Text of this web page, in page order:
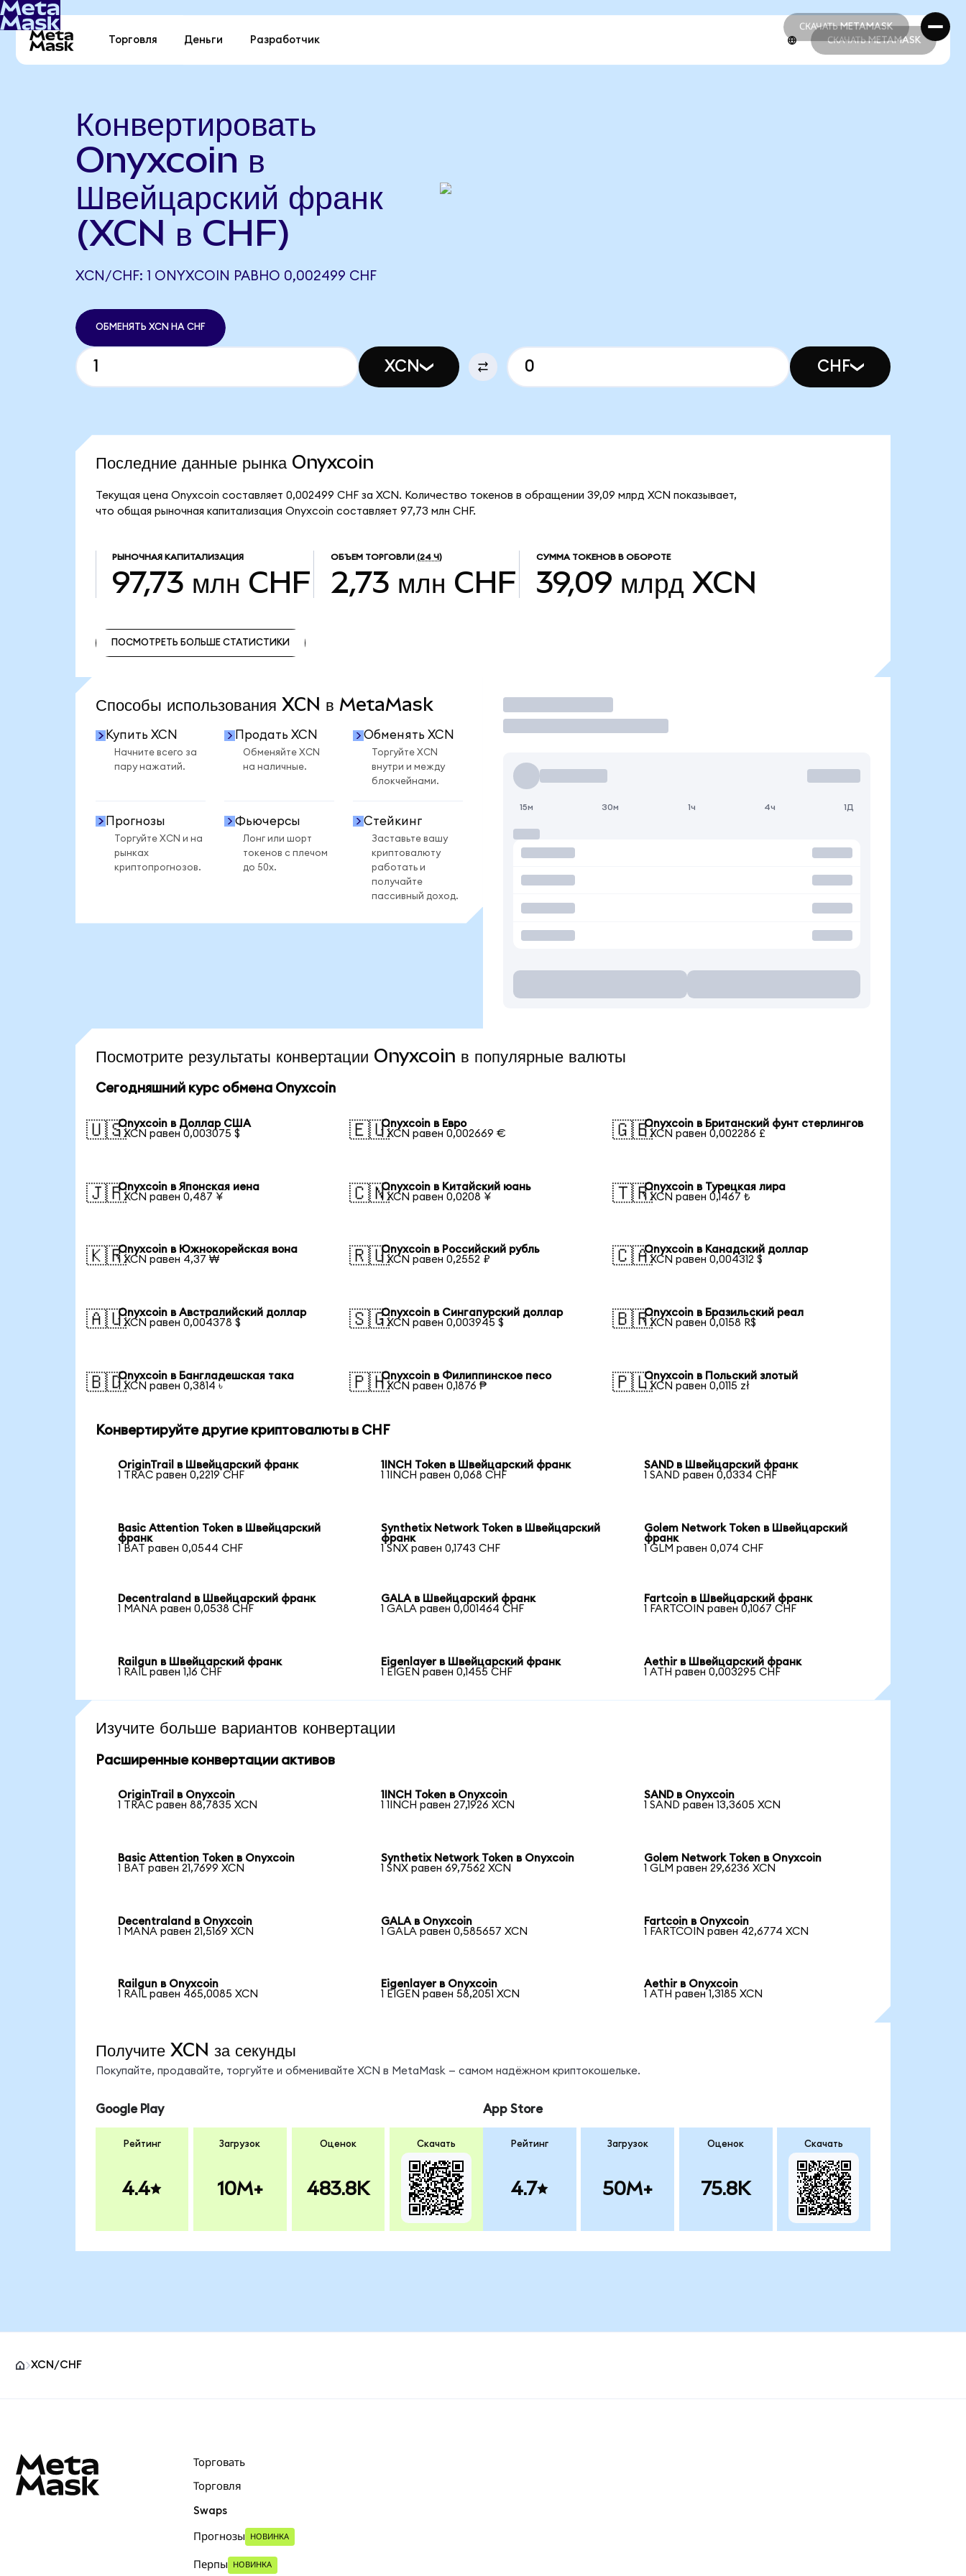
СКАЧАТЬ METAMASK
СКАЧАТЬ METAMASK
Торговля Деньги Разработчик СКАЧАТЬ METAMASK
Конвертировать
Onyxcoin в
Швейцарский франк
(XCN в CHF)
XCN/CHF: 1 ONYXCOIN РАВНО 0,002499 CHF
ОБМЕНЯТЬ XCN НА CHF
XCN CHF
Последние данные рынка Onyxcoin
Текущая цена Onyxcoin составляет 0,002499 CHF за XCN. Количество токенов в обращении 39,09 млрд XCN показывает,
что общая рыночная капитализация Onyxcoin составляет 97,73 млн CHF.
РЫНОЧНАЯ КАПИТАЛИЗАЦИЯ
97,73 млн CHF
ОБЪЕМ ТОРГОВЛИ (24 Ч)
2,73 млн CHF
СУММА ТОКЕНОВ В ОБОРОТЕ
39,09 млрд XCN
ПОСМОТРЕТЬ БОЛЬШЕ СТАТИСТИКИ
Способы использования XCN в MetaMask
Купить XCN
Начните всего за
пару нажатий.
Продать XCN
Обменяйте XCN
на наличные.
Обменять XCN
Торгуйте XCN
внутри и между
блокчейнами.
Прогнозы
Торгуйте XCN и на
рынках
криптопрогнозов.
Фьючерсы
Лонг или шорт
токенов с плечом
до 50x.
Стейкинг
Заставьте вашу
криптовалюту
работать и
получайте
пассивный доход.
Торговать
15м 30м 1ч 4ч 1Д
Посмотрите результаты конвертации Onyxcoin в популярные валюты
Сегодняшний курс обмена Onyxcoin
🇺🇸Onyxcoin в Доллар США
1 XCN равен 0,003075 $
🇪🇺Onyxcoin в Евро
1 XCN равен 0,002669 €
🇬🇧Onyxcoin в Британский фунт стерлингов
1 XCN равен 0,002286 £
🇯🇵Onyxcoin в Японская иена
1 XCN равен 0,487 ¥
🇨🇳Onyxcoin в Китайский юань
1 XCN равен 0,0208 ¥
🇹🇷Onyxcoin в Турецкая лира
1 XCN равен 0,1467 ₺
🇰🇷Onyxcoin в Южнокорейская вона
1 XCN равен 4,37 ₩
🇷🇺Onyxcoin в Российский рубль
1 XCN равен 0,2552 ₽
🇨🇦Onyxcoin в Канадский доллар
1 XCN равен 0,004312 $
🇦🇺Onyxcoin в Австралийский доллар
1 XCN равен 0,004378 $
🇸🇬Onyxcoin в Сингапурский доллар
1 XCN равен 0,003945 $
🇧🇷Onyxcoin в Бразильский реал
1 XCN равен 0,0158 R$
🇧🇩Onyxcoin в Бангладешская така
1 XCN равен 0,3814 ৳
🇵🇭Onyxcoin в Филиппинское песо
1 XCN равен 0,1876 ₱
🇵🇱Onyxcoin в Польский злотый
1 XCN равен 0,0115 zł
Конвертируйте другие криптовалюты в CHF
OriginTrail в Швейцарский франк
1 TRAC равен 0,2219 CHF
1INCH Token в Швейцарский франк
1 1INCH равен 0,068 CHF
SAND в Швейцарский франк
1 SAND равен 0,0334 CHF
Basic Attention Token в Швейцарский
франк
1 BAT равен 0,0544 CHF
Synthetix Network Token в Швейцарский
франк
1 SNX равен 0,1743 CHF
Golem Network Token в Швейцарский
франк
1 GLM равен 0,074 CHF
Decentraland в Швейцарский франк
1 MANA равен 0,0538 CHF
GALA в Швейцарский франк
1 GALA равен 0,001464 CHF
Fartcoin в Швейцарский франк
1 FARTCOIN равен 0,1067 CHF
Railgun в Швейцарский франк
1 RAIL равен 1,16 CHF
Eigenlayer в Швейцарский франк
1 EIGEN равен 0,1455 CHF
Aethir в Швейцарский франк
1 ATH равен 0,003295 CHF
Изучите больше вариантов конвертации
Расширенные конвертации активов
OriginTrail в Onyxcoin
1 TRAC равен 88,7835 XCN
1INCH Token в Onyxcoin
1 1INCH равен 27,1926 XCN
SAND в Onyxcoin
1 SAND равен 13,3605 XCN
Basic Attention Token в Onyxcoin
1 BAT равен 21,7699 XCN
Synthetix Network Token в Onyxcoin
1 SNX равен 69,7562 XCN
Golem Network Token в Onyxcoin
1 GLM равен 29,6236 XCN
Decentraland в Onyxcoin
1 MANA равен 21,5169 XCN
GALA в Onyxcoin
1 GALA равен 0,585657 XCN
Fartcoin в Onyxcoin
1 FARTCOIN равен 42,6774 XCN
Railgun в Onyxcoin
1 RAIL равен 465,0085 XCN
Eigenlayer в Onyxcoin
1 EIGEN равен 58,2051 XCN
Aethir в Onyxcoin
1 ATH равен 1,3185 XCN
Получите XCN за секунды
Покупайте, продавайте, торгуйте и обменивайте XCN в MetaMask — самом надёжном криптокошельке.
Google Play
Рейтинг
4.4
Загрузок
10M+
Оценок
483.8K
Скачать
App Store
Рейтинг
4.7
Загрузок
50M+
Оценок
75.8K
Скачать
XCN/CHF
Торговать
Торговля
Swaps
Прогнозы НОВИНКА
Перпы НОВИНКА